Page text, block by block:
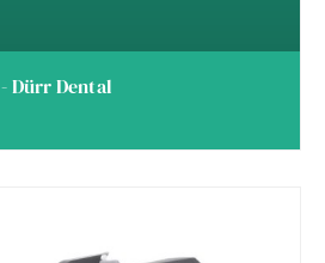
Dürr Dental